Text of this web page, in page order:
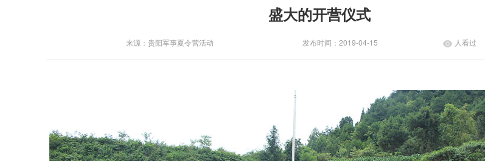
盛大的开营仪式
来源：贵阳军事夏令营活动 发布时间：2019-04-15 人看过